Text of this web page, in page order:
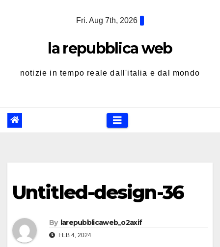
Fri. Aug 7th, 2026
la repubblica web
notizie in tempo reale dall'italia e dal mondo
Untitled-design-36
By larepubblicaweb_o2axif
FEB 4, 2024